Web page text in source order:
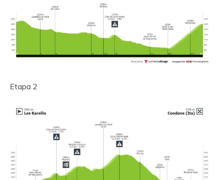
Etapa 2